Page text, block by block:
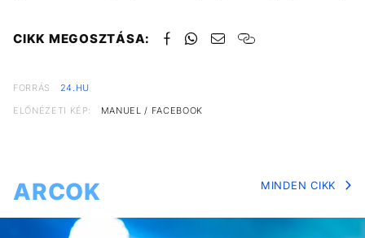
CIKK MEGOSZTÁSA:
FORRÁS
24.HU
ELŐNÉZETI KÉP:
MANUEL / FACEBOOK
ARCOK MINDEN CIKK